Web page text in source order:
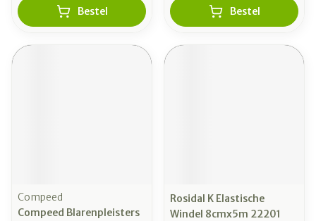
Bestel Bestel
Compeed
Compeed Blarenpleisters
Rosidal K Elastische
Windel 8cmx5m 22201